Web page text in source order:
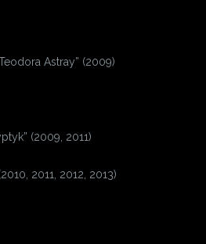
Astray” (2009)
(2009, 2011)
2011, 2012, 2013)